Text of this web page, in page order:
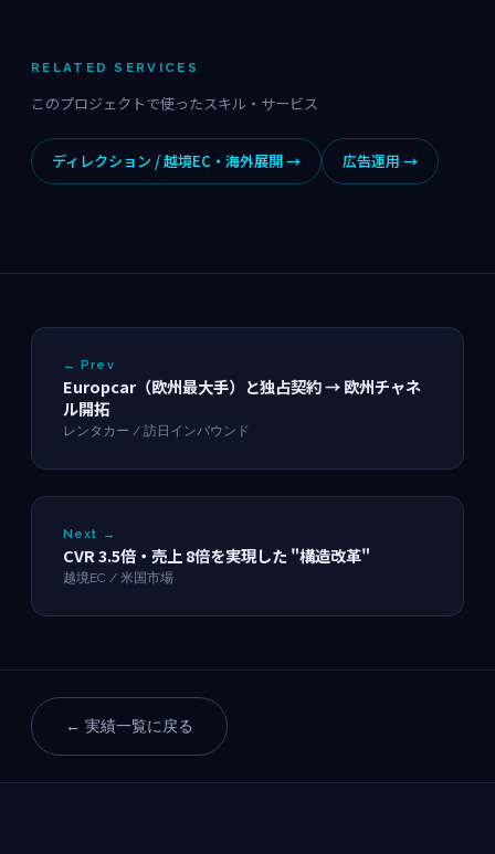
RELATED SERVICES
このプロジェクトで使ったスキル・サービス
ディレクション / 越境EC・海外展開 → 広告運用 →
← Prev
Europcar（欧州最大手）と独占契約 → 欧州チャネ
ル開拓
レンタカー / 訪日インバウンド
Next →
CVR 3.5倍・売上 8倍を実現した "構造改革"
越境EC / 米国市場
← 実績一覧に戻る